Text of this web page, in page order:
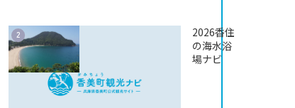
2026香住
の海水浴
場ナビ